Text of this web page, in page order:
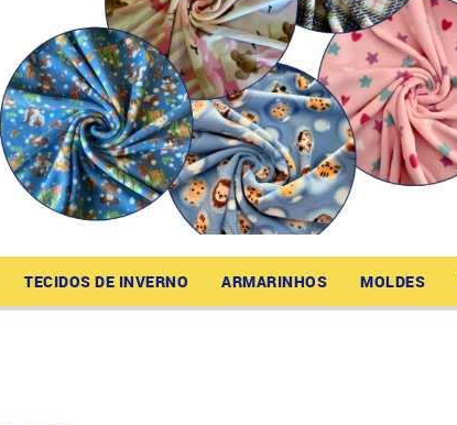
TECIDOS DE INVERNO ARMARINHOS MOLDES